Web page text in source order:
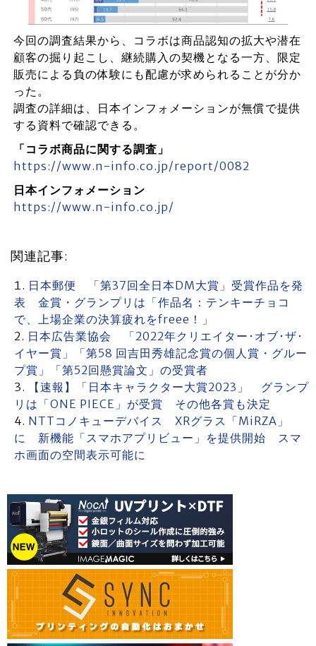
今回の調査結果から、コラボは商品認知の拡大や潜在
顧客の掘り起こし、継続購入の契機となる一方、限定
販売による負の体験にも配慮が求められることが分か
った。
調査の詳細は、日本インフォメーションが無償で提供
する資料で確認できる。
「コラボ商品に関する調査」
https://www.n-info.co.jp/report/0082
日本インフォメーション
https://www.n-info.co.jp/
関連記事:
日本郵便 「第37回全日本DM大賞」受賞作品を発
表 金賞・グランプリは「作品名：テンキーチョコ
で、上場企業の決算疲れをfreee！」
日本広告業協会 「2022年クリエイター･オブ･ザ･
イヤー賞」「第58 回吉田秀雄記念賞の個人賞・グルー
プ賞」「第52回懸賞論文」の受賞者
【速報】「日本キャラクター大賞2023」 グランプ
リは「ONE PIECE」が受賞 その他各賞も決定
NTTコノキューデバイス XRグラス「MiRZA」
に 新機能「スマホアプリビュー」を提供開始 スマ
ホ画面の空間表示可能に